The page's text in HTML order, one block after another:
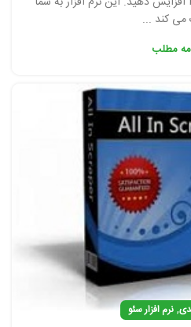
کند ...
مطلب
,نرم افزار سئو